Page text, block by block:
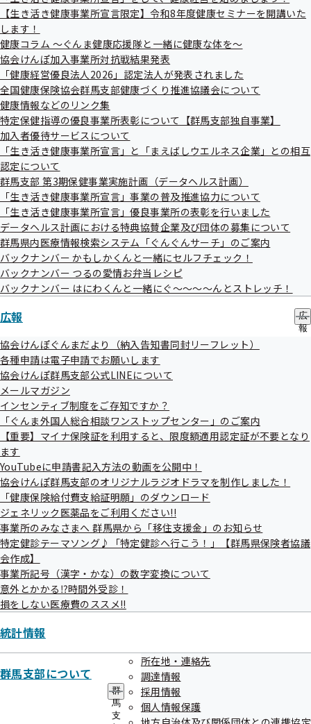
く
り
【生き活き健康事業所宣言限定】令和8年度健康セミナーを開講いた
します！
健康コラム ～ぐんま健康応援隊と一緒に健康な体を～
協会けんぽ加入事業所対抗戦結果発表
「健康経営優良法人2026」認定法人が発表されました
全国健康保険協会群馬支部健康づくり推進協議会について
健康情報などのリンク集
特定保健指導の優良事業所表彰について【群馬支部独自事業】
加入者優待サービスについて
「生き活き健康事業所宣言」と「まえばしウエルネス企業」との相互
認定について
群馬支部 第3期保健事業実施計画（データヘルス計画）
「生き活き健康事業所宣言」事業の普及推進協力について
「生き活き健康事業所宣言」優良事業所の表彰を行いました
データヘルス計画における特典協賛企業及び団体の募集について
群馬県内医療情報検索システム「ぐんぐんサーチ」のご案内
バックナンバー かもしかくんと一緒にセルフチェック！
バックナンバー つるの愛情お弁当レシピ
バックナンバー はにわくんと一緒にぐ～～～～んとストレッチ！
広報
広
報
協会けんぽぐんまだより（納入告知書同封リーフレット）
各種申請は電子申請でお願いします
協会けんぽ群馬支部公式LINEについて
メールマガジン
インセンティブ制度をご存知ですか？
「ぐんま外国人総合相談ワンストップセンター」のご案内
【重要】マイナ保険証を利用すると、限度額適用認定証が不要となり
ます
YouTubeに申請書記入方法の動画を公開中！
協会けんぽ群馬支部のオリジナルラジオドラマを制作しました！
「健康保険給付費支給証明願」のダウンロード
ジェネリック医薬品をご利用ください!!
事業所のみなさまへ 群馬県から「移住支援金」のお知らせ
特定健診テーマソング♪「特定健診へ行こう！」【群馬県保険者協議
会作成】
事業所記号（漢字・かな）の数字変換について
意外とかかる⁉時間外受診！
損をしない医療費のススメ!!
統計情報
群馬支部について
群
馬
支
所在地・連絡先
調達情報
採用情報
個人情報保護